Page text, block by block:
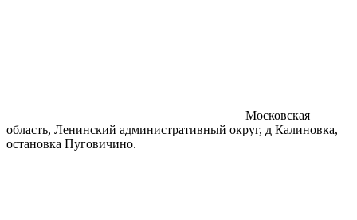
Московская
область, Ленинский административный округ, д Калиновка,
остановка Пуговичино.